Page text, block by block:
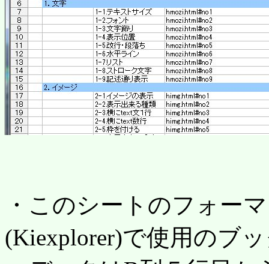
・このシートのフォー
(Kiexplorer)で使用のブ